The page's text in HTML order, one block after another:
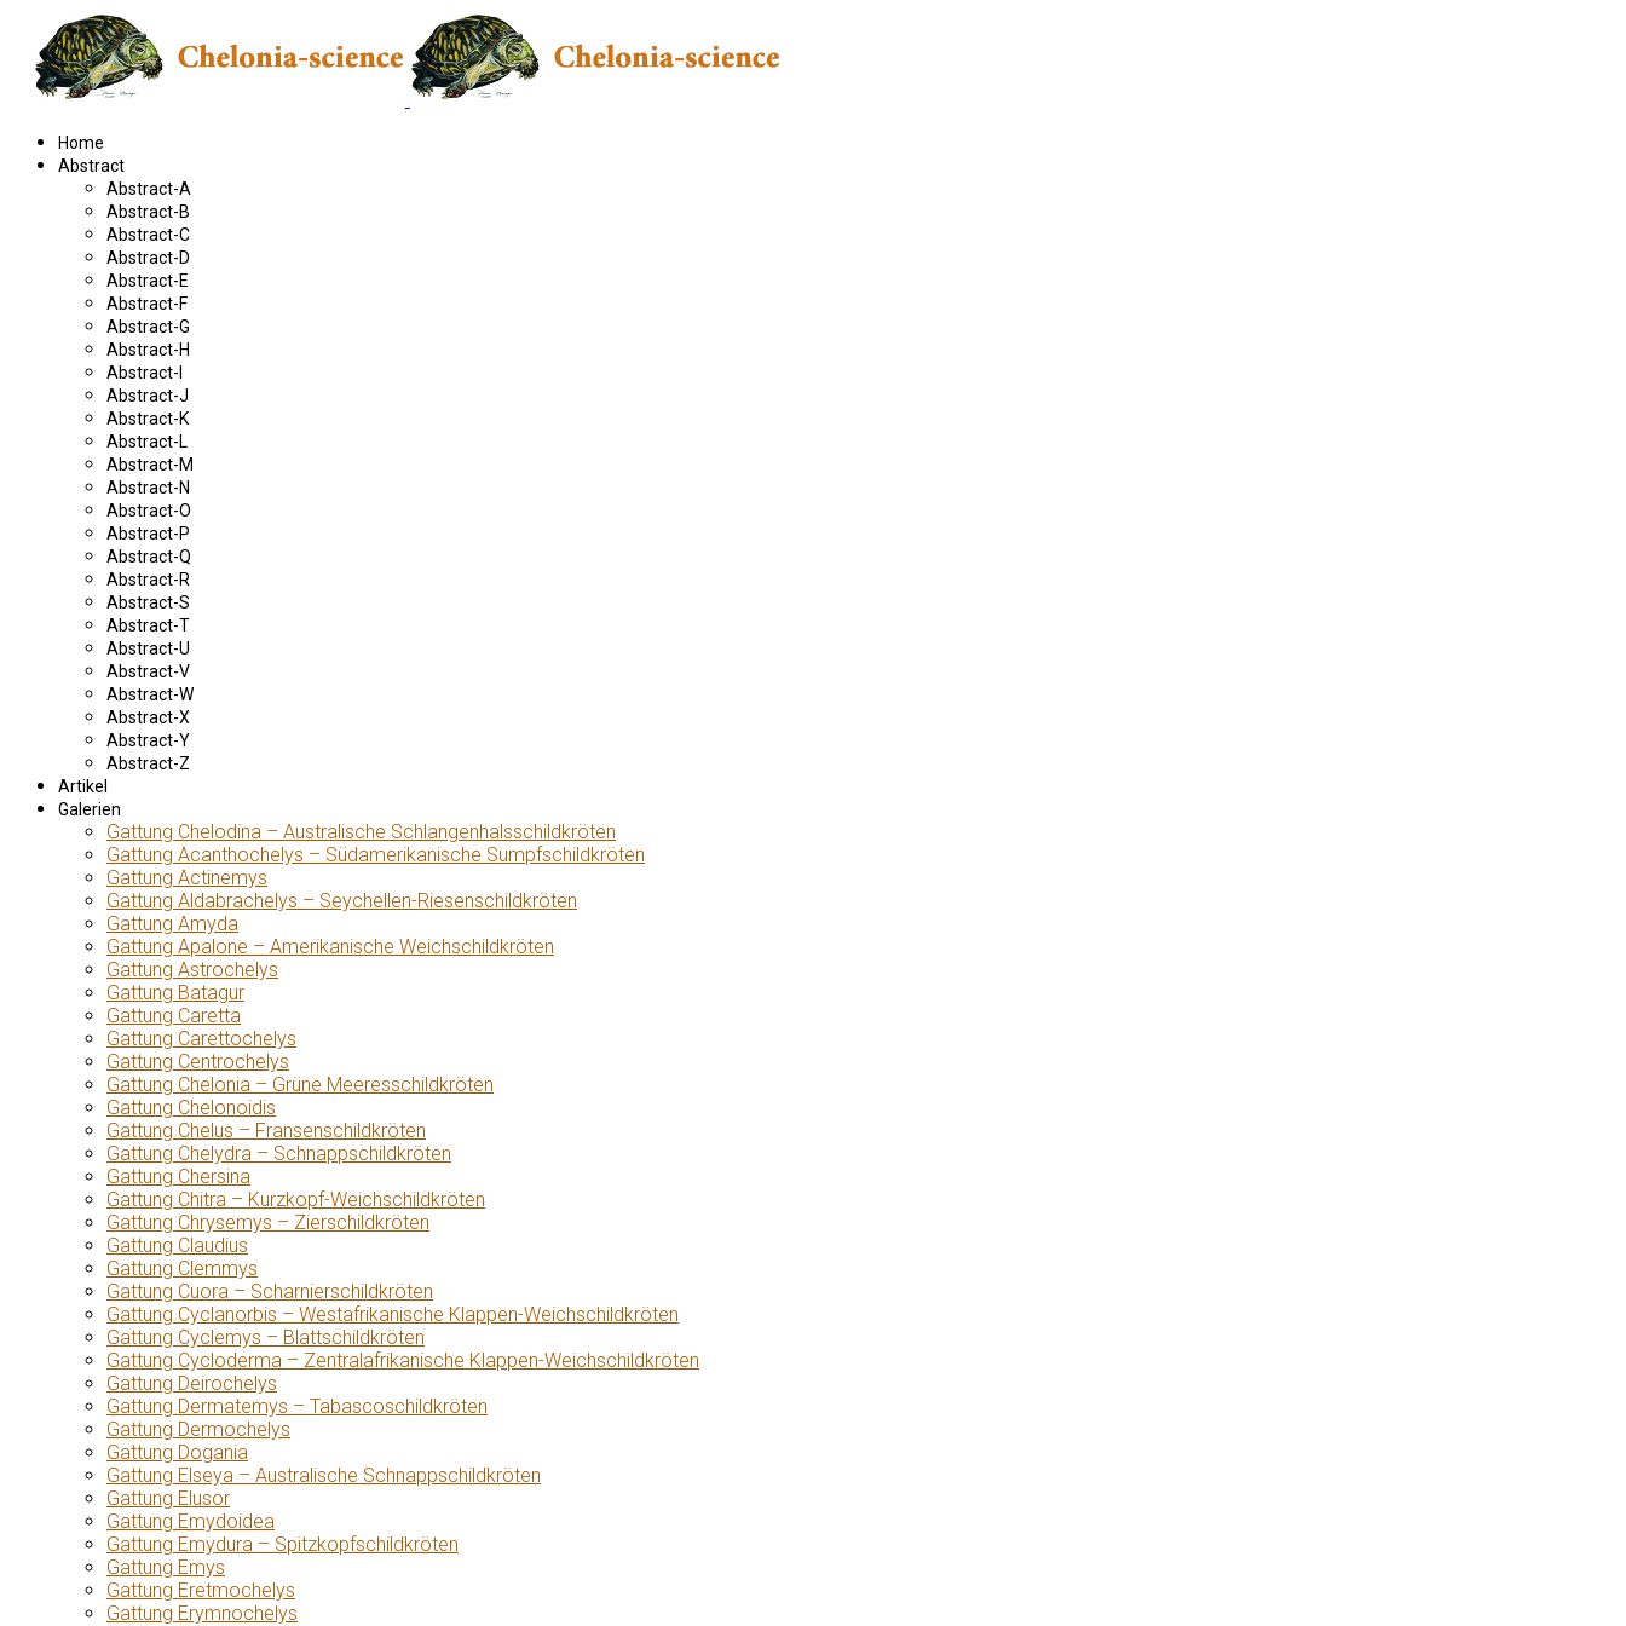
Home
Abstract
Abstract-A
Abstract-B
Abstract-C
Abstract-D
Abstract-E
Abstract-F
Abstract-G
Abstract-H
Abstract-I
Abstract-J
Abstract-K
Abstract-L
Abstract-M
Abstract-N
Abstract-O
Abstract-P
Abstract-Q
Abstract-R
Abstract-S
Abstract-T
Abstract-U
Abstract-V
Abstract-W
Abstract-X
Abstract-Y
Abstract-Z
Artikel
Galerien
Gattung Chelodina – Australische Schlangenhalsschildkröten
Gattung Acanthochelys – Südamerikanische Sumpfschildkröten
Gattung Actinemys
Gattung Aldabrachelys – Seychellen-Riesenschildkröten
Gattung Amyda
Gattung Apalone – Amerikanische Weichschildkröten
Gattung Astrochelys
Gattung Batagur
Gattung Caretta
Gattung Carettochelys
Gattung Centrochelys
Gattung Chelonia – Grüne Meeresschildkröten
Gattung Chelonoidis
Gattung Chelus – Fransenschildkröten
Gattung Chelydra – Schnappschildkröten
Gattung Chersina
Gattung Chitra – Kurzkopf-Weichschildkröten
Gattung Chrysemys – Zierschildkröten
Gattung Claudius
Gattung Clemmys
Gattung Cuora – Scharnierschildkröten
Gattung Cyclanorbis – Westafrikanische Klappen-Weichschildkröten
Gattung Cyclemys – Blattschildkröten
Gattung Cycloderma – Zentralafrikanische Klappen-Weichschildkröten
Gattung Deirochelys
Gattung Dermatemys – Tabascoschildkröten
Gattung Dermochelys
Gattung Dogania
Gattung Elseya – Australische Schnappschildkröten
Gattung Elusor
Gattung Emydoidea
Gattung Emydura – Spitzkopfschildkröten
Gattung Emys
Gattung Eretmochelys
Gattung Erymnochelys